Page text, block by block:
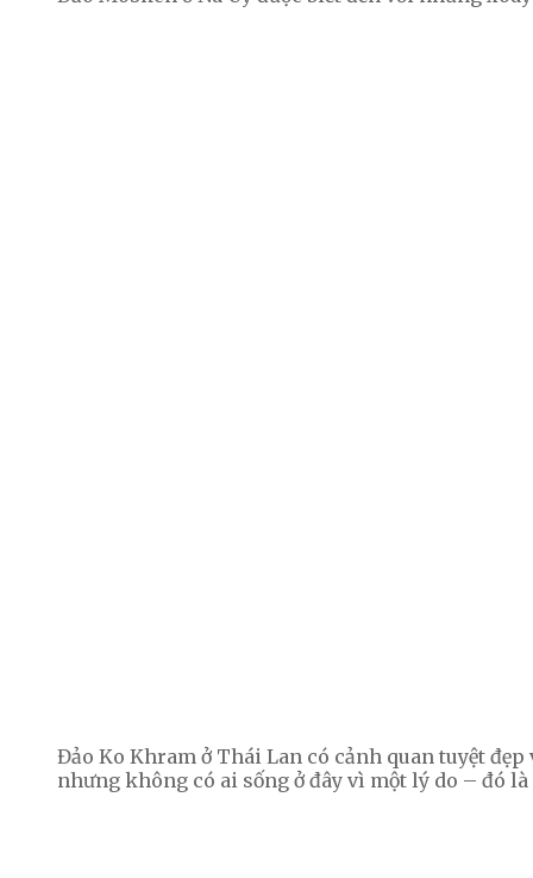
Đảo Ko Khram ở Thái Lan có cảnh quan tuyệt
nhưng không có ai sống ở đây vì một lý do – đó